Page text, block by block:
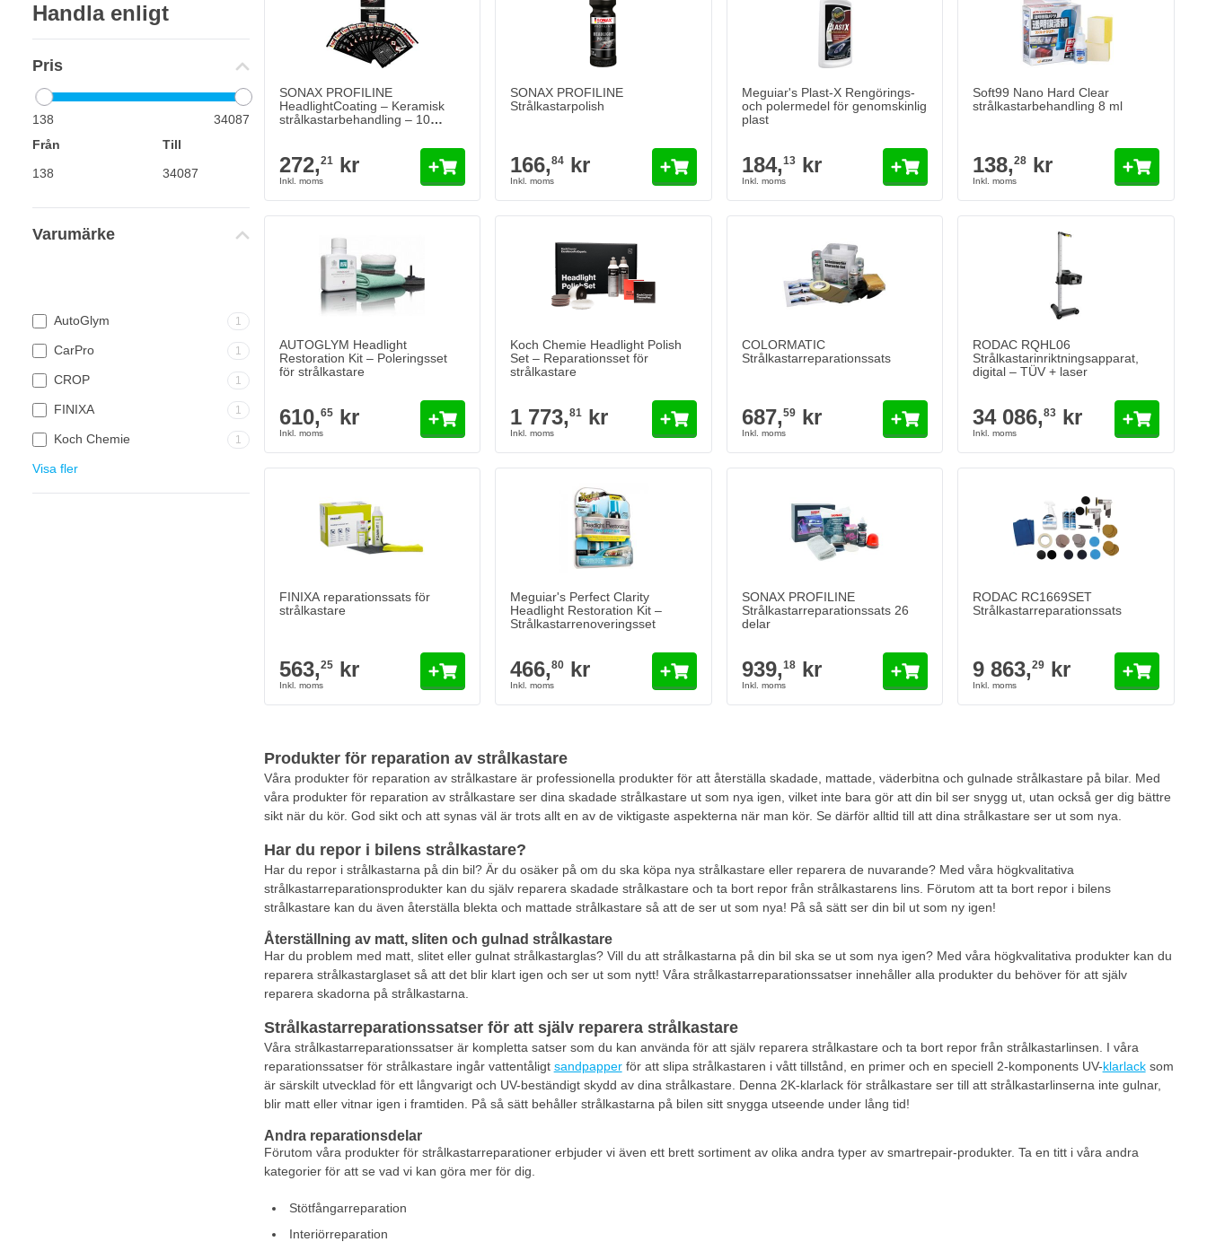
Handla enligt
Pris
138
34087
Från
Till
Varumärke
AutoGlym 1
CarPro 1
CROP 1
FINIXA 1
Koch Chemie 1
Visa fler
SONAX PROFILINE
HeadlightCoating – Keramisk
strålkastarbehandling – 10
272,21kr
SONAX PROFILINE
Strålkastarpolish
166,84 kr
Meguiar's Plast-X Rengörings-
och polermedel för genomskinlig
plast
184,13kr
Soft99 Nano Hard Clear
strålkastarbehandling 8 ml
138,28 kr
AUTOGLYM Headlight
Restoration Kit – Poleringsset
för strålkastare
610,65kr
Koch Chemie Headlight Polish
Set – Reparationsset för
strålkastare
1 773,81 kr
COLORMATIC
Strålkastarreparationssats
687,59kr
RODAC RQHL06
Strålkastarinriktningsapparat,
digital – TÜV + laser
34 086,83 kr
FINIXA reparationssats för
strålkastare
563,25kr
Meguiar's Perfect Clarity
Headlight Restoration Kit –
Strålkastarrenoveringsset
466,80 kr
SONAX PROFILINE
Strålkastarreparationssats 26
delar
939,18kr
RODAC RC1669SET
Strålkastarreparationssats
9 863,29 kr
Produkter för reparation av strålkastare
Våra produkter för reparation av strålkastare är professionella produkter för att återställa skadade, mattade, väderbitna och gulnade strålkastare på bilar. Med
våra produkter för reparation av strålkastare ser dina skadade strålkastare ut som nya igen, vilket inte bara gör att din bil ser snygg ut, utan också ger dig bättre
sikt när du kör. God sikt och att synas väl är trots allt en av de viktigaste aspekterna när man kör. Se därför alltid till att dina strålkastare ser ut som nya.
Har du repor i bilens strålkastare?
Har du repor i strålkastarna på din bil? Är du osäker på om du ska köpa nya strålkastare eller reparera de nuvarande? Med våra högkvalitativa
strålkastarreparationsprodukter kan du själv reparera skadade strålkastare och ta bort repor från strålkastarens lins. Förutom att ta bort repor i bilens
strålkastare kan du även återställa blekta och mattade strålkastare så att de ser ut som nya! På så sätt ser din bil ut som ny igen!
Återställning av matt, sliten och gulnad strålkastare
Har du problem med matt, slitet eller gulnat strålkastarglas? Vill du att strålkastarna på din bil ska se ut som nya igen? Med våra högkvalitativa produkter kan du
reparera strålkastarglaset så att det blir klart igen och ser ut som nytt! Våra strålkastarreparationssatser innehåller alla produkter du behöver för att själv
reparera skadorna på strålkastarna.
Strålkastarreparationssatser för att själv reparera strålkastare
Våra strålkastarreparationssatser är kompletta satser som du kan använda för att själv reparera strålkastare och ta bort repor från strålkastarlinsen. I våra
reparationssatser för strålkastare ingår vattentåligt sandpapperför att slipa strålkastaren i vått tillstånd, en primer och en speciell 2-komponents UV-klarlacksom
är särskilt utvecklad för ett långvarigt och UV-beständigt skydd av dina strålkastare. Denna 2K-klarlack för strålkastare ser till att strålkastarlinserna inte gulnar,
blir matt eller vitnar igen i framtiden. På så sätt behåller strålkastarna på bilen sitt snygga utseende under lång tid!
Andra reparationsdelar
Förutom våra produkter för strålkastarreparationer erbjuder vi även ett brett sortiment av olika andra typer av smartrepair-produkter. Ta en titt i våra andra
kategorier för att se vad vi kan göra mer för dig.
Stötfångarreparation
Interiörreparation